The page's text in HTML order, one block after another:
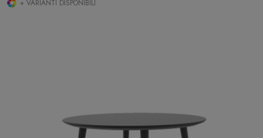
+ VARIANTI DISPONIBILI